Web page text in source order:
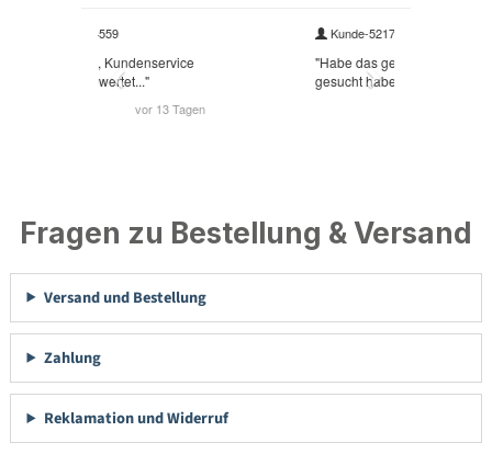
Fragen zu Bestellung & Versand
Versand und Bestellung
Zahlung
Reklamation und Widerruf